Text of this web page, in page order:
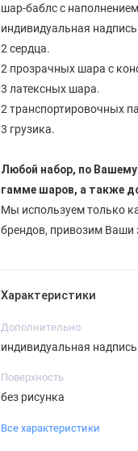
шар-баблс с
индивидуальная
2 сердца.
2 прозрачных шара с
3 латексных шара.
2 транспортировочных
3 грузика.
Любой набор, по
гамме шаров, а также
Мы используем только
брендов, привозим Ваши
Характеристики
Дополнительно
индивидуальная надпись
Поверхность
без рисунка
Все характеристики